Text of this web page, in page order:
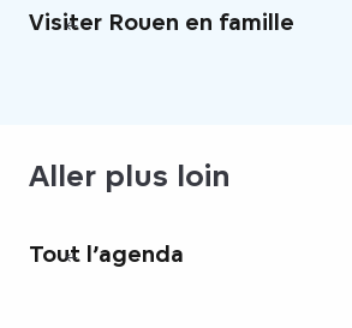
Visiter Rouen en famille
Aller plus loin
Tout l’agenda